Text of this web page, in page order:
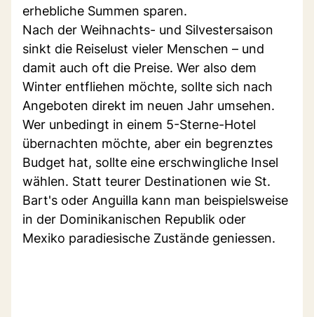
erhebliche Summen sparen.
Nach der Weihnachts- und Silvestersaison
sinkt die Reiselust vieler Menschen – und
damit auch oft die Preise. Wer also dem
Winter entfliehen möchte, sollte sich nach
Angeboten direkt im neuen Jahr umsehen.
Wer unbedingt in einem 5-Sterne-Hotel
übernachten möchte, aber ein begrenztes
Budget hat, sollte eine erschwingliche Insel
wählen. Statt teurer Destinationen wie St.
Bart's oder Anguilla kann man beispielsweise
in der Dominikanischen Republik oder
Mexiko paradiesische Zustände geniessen.